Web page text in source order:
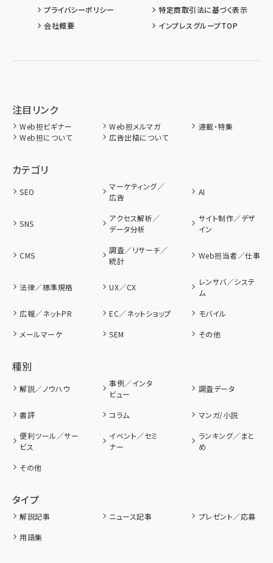
プライバシーポリシー
特定商取引法に基づく表示
会社概要
インプレスグループTOP
注目リンク
Web担ビギナー Web担メルマガ
連載・特集
Web担について
広告出稿について
カテゴリ
SEO
マーケティング／
広告
AI
SNS
アクセス解析／
データ分析
サイト制作／デザ
イン
CMS
調査／リサーチ／
統計
Web担当者／仕事
法律／標準規格 UX／CX
レンサバ／システ
ム
広報／ネットPR
EC／ネットショップ
モバイル
メールマーケ
SEM その他
種別
解説／ノウハウ
事例／インタ
ビュー
調査データ
書評 コラム
マンガ/小説
便利ツール／サー
ビス
イベント／セミ
ナー
ランキング／まと
め
その他
タイプ
解説記事 ニュース記事
プレゼント／応募
用語集